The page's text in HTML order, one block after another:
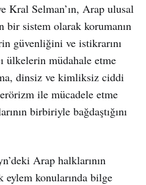
Kral Selman’ın, Arap ulusal
bir sistem olarak korumanın
güvenliğini ve istikrarını
ülkelerin müdahale etme
dinsiz ve kimliksiz ciddi
ile mücadele etme
birbiriyle bağdaştığını
Arap halklarının
konularında bilge